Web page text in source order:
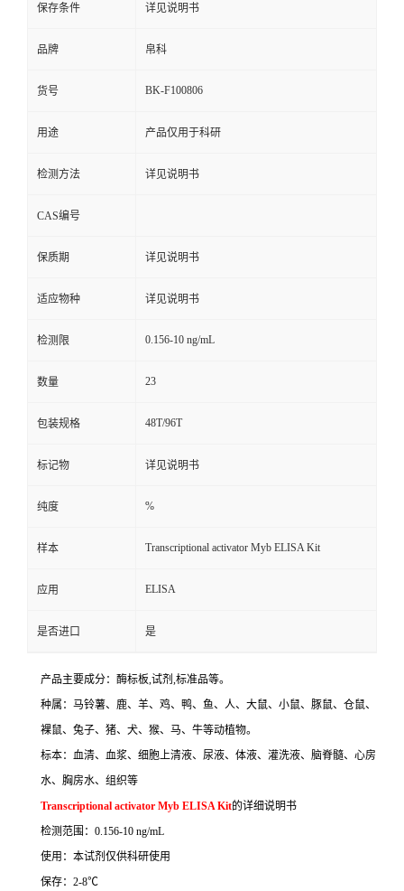
保存条件 详见说明书
品牌 帛科
货号 BK-F100806
用途 产品仅用于科研
检测方法 详见说明书
CAS编号
保质期 详见说明书
适应物种 详见说明书
检测限 0.156-10 ng/mL
数量 23
包装规格 48T/96T
标记物 详见说明书
纯度 %
样本 Transcriptional activator Myb ELISA Kit
应用 ELISA
是否进口 是
产品主要成分：酶标板,试剂 ,标准品等。
种属：马铃薯、鹿、羊、鸡、鸭、鱼、人、大鼠、小鼠、豚鼠、仓鼠、
裸鼠、兔子、猪、犬、猴、马、牛等动植物。
标本：血清、血浆、细胞上清液、尿液、体液、灌洗液、脑脊髓、心房
水、胸房水、组织等
Transcriptional activator Myb ELISA Kit的详细说明书
检测范围： 0.156-10 ng/mL
使用：本试剂仅供科研使用
保存： 2-8℃